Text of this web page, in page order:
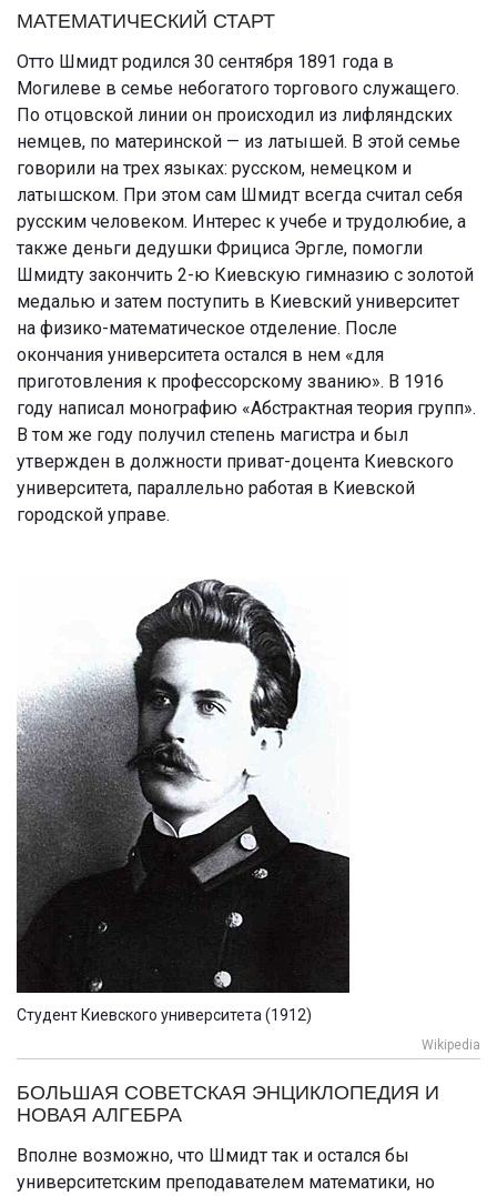
МАТЕМАТИЧЕСКИЙ СТАРТ
Отто Шмидт родился 30 сентября 1891 года в
Могилеве в семье небогатого торгового служащего.
По отцовской линии он происходил из лифляндских
немцев, по материнской — из латышей. В этой семье
говорили на трех языках: русском, немецком и
латышском. При этом сам Шмидт всегда считал себя
русским человеком. Интерес к учебе и трудолюбие, а
также деньги дедушки Фрициса Эргле, помогли
Шмидту закончить 2-ю Киевскую гимназию с золотой
медалью и затем поступить в Киевский университет
на физико-математическое отделение. После
окончания университета остался в нем «для
приготовления к профессорскому званию». В 1916
году написал монографию «Абстрактная теория групп».
В том же году получил степень магистра и был
утвержден в должности приват-доцента Киевского
университета, параллельно работая в Киевской
городской управе.
Студент Киевского университета (1912)
Wikipedia
БОЛЬШАЯ СОВЕТСКАЯ ЭНЦИКЛОПЕДИЯ И
НОВАЯ АЛГЕБРА
Вполне возможно, что Шмидт так и остался бы
университетским преподавателем математики, но